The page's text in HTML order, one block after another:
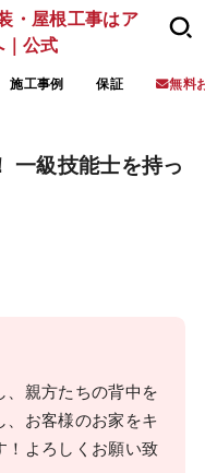
施工事例 保証 無料
一級技能士を持っ
、親方たちの背中を
、お客様のお家をキ
！よろしくお願い致